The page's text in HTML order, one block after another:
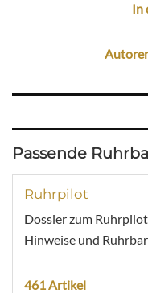
In
Passende
Ruhrpilot
Dossier zum
Hinweise und
461 Artikel